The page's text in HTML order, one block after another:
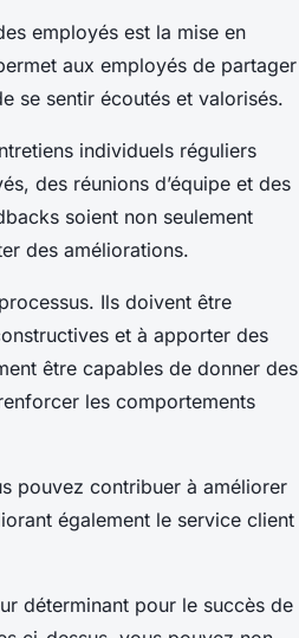
employés est la mise en
aux employés de partager
se sentir écoutés et valorisés.
individuels réguliers
des réunions d’équipe et des
soient non seulement
des améliorations.
Ils doivent être
et à apporter des
être capables de donner des
les comportements
pouvez contribuer à améliorer
également le service client
déterminant pour le succès de